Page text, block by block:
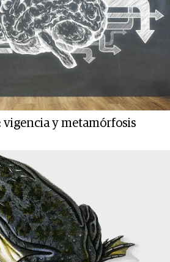
vigencia y metamórfosis